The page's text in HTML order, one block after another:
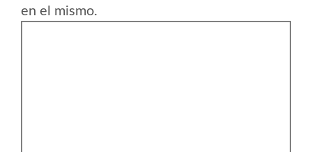
en el mismo.